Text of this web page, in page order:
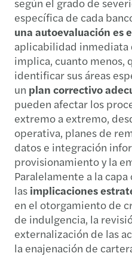
específica de cada
una autoevaluación es
aplicabilidad inmediata
implica, cuanto menos,
identificar sus áreas
un plan correctivo
pueden afectar los
extremo a extremo,
operativa, planes de
datos e integración
provisionamiento y la
Paralelamente a la
las implicaciones
en el otorgamiento de
de indulgencia, la
externalización de las
la enajenación de